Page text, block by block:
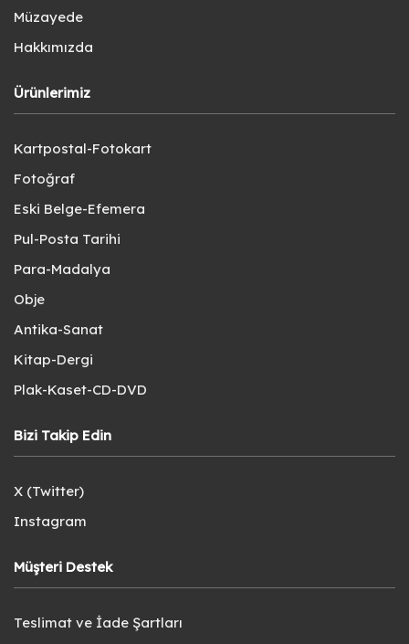
Müzayede
Hakkımızda
Ürünlerimiz
Kartpostal-Fotokart
Fotoğraf
Eski Belge-Efemera
Pul-Posta Tarihi
Para-Madalya
Obje
Antika-Sanat
Kitap-Dergi
Plak-Kaset-CD-DVD
Bizi Takip Edin
X (Twitter)
Instagram
Müşteri Destek
Teslimat ve İade Şartları